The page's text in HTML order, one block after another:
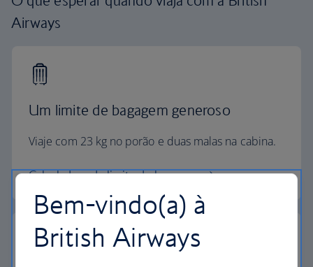
Airways
Um limite de bagagem generoso
Viaje com 23 kg no porão e duas malas na cabina.
Calculadora de limite de bagagem
Bem-vindo(a) à
British Airways